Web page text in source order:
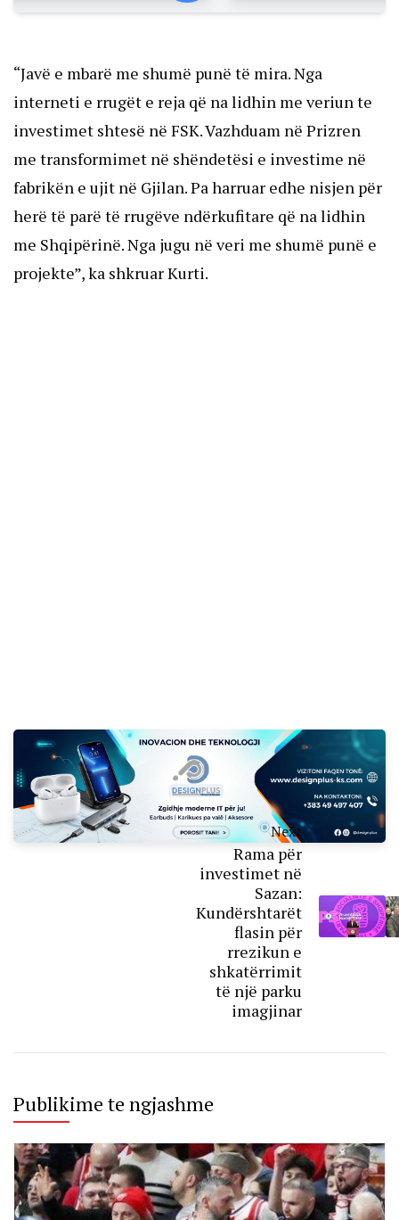
“Javë e mbarë me shumë punë të mira. Nga
interneti e rrugët e reja që na lidhin me veriun te
investimet shtesë në FSK. Vazhduam në Prizren
me transformimet në shëndetësi e investime në
fabrikën e ujit në Gjilan. Pa harruar edhe nisjen për
herë të parë të rrugëve ndërkufitare që na lidhin
me Shqipërinë. Nga jugu në veri me shumë punë e
projekte”, ka shkruar Kurti.
Next
Rama për
investimet në
Sazan:
Kundërshtarët
flasin për
rrezikun e
shkatërrimit
të një parku
imagjinar
Publikime te ngjashme